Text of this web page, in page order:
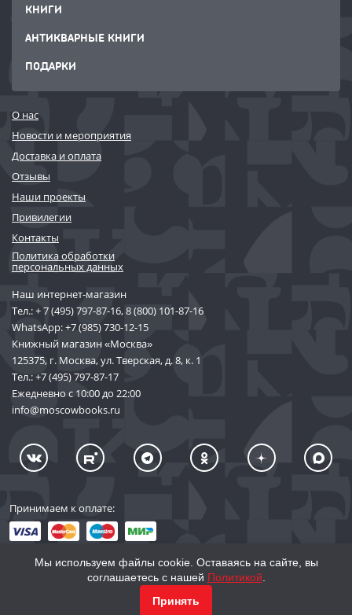
КНИГИ
АНТИКВАРНЫЕ КНИГИ
ПОДАРКИ
О нас
Новости и мероприятия
Доставка и оплата
Отзывы
Наши проекты
Привилегии
Контакты
Политика обработки
персональных данных
Наш интернет-магазин
Тел.:+ 7 (495) 797-87-16,8 (800) 101-87-16
WhatsApp:+7 (985) 730-12-15
Книжный магазин «Москва»
125375, г. Москва, ул. Тверская, д. 8, к. 1
Тел.:+7 (495) 797-87-17
Ежедневно с 10:00 до 22:00
info@moscowbooks.ru
Принимаем к оплате:
© 2002–2026 «Торговый Дом Книги «МОСКВА»
Мы используем файлы cookie. Оставаясь на сайте, вы
соглашаетесь с нашей Политикой
Принять